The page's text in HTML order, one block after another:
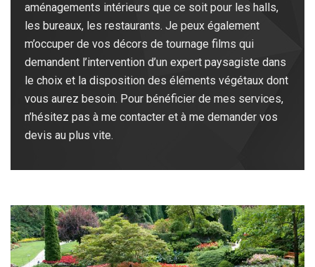
aménagements intérieurs que ce soit pour les halls,
les bureaux, les restaurants. Je peux également
m’occuper de vos décors de tournage films qui
demandent l’intervention d’un expert paysagiste dans
le choix et la disposition des éléments végétaux dont
vous aurez besoin. Pour bénéficier de mes services,
n’hésitez pas à me contacter et à me demander vos
devis au plus vite.